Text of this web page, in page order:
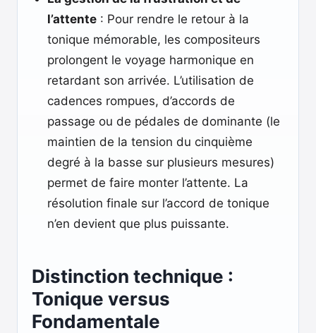
l’attente : Pour rendre le retour à la
tonique mémorable, les compositeurs
prolongent le voyage harmonique en
retardant son arrivée. L’utilisation de
cadences rompues, d’accords de
passage ou de pédales de dominante (le
maintien de la tension du cinquième
degré à la basse sur plusieurs mesures)
permet de faire monter l’attente. La
résolution finale sur l’accord de tonique
n’en devient que plus puissante.
Distinction technique :
Tonique versus
Fondamentale